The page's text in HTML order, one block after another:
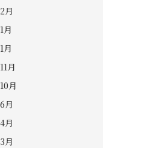
月
月
月
月
月
月
月
月